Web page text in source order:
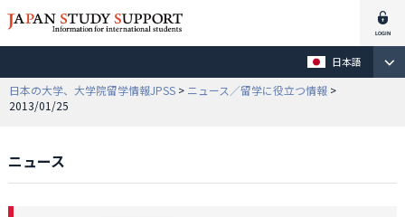
日本語
日本の大学、大学院留学情報JPSS > ニュース／留学に役立つ情報 >
2013/01/25
ニュース